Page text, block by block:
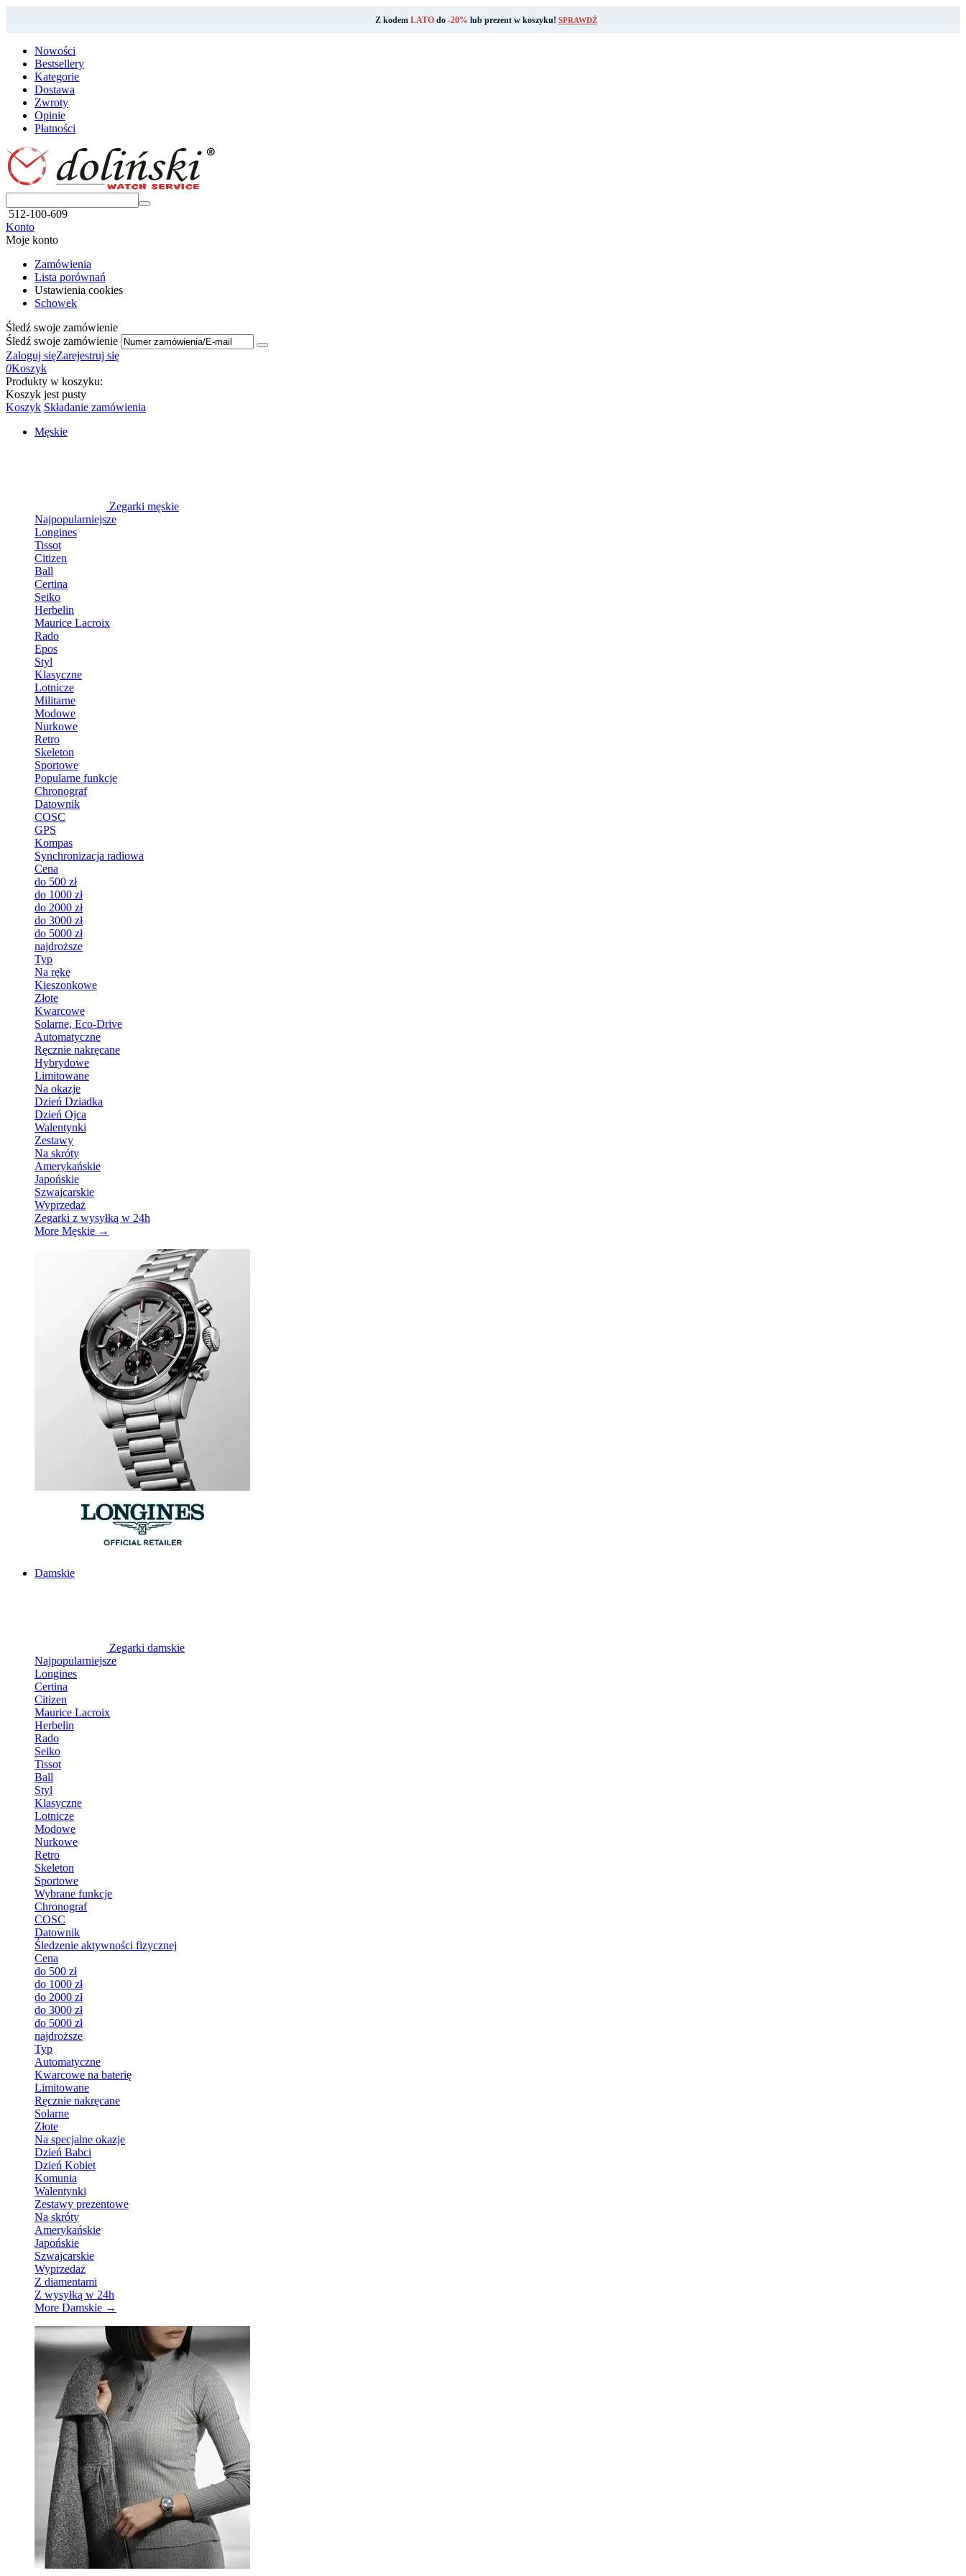
Z kodem LATOdo -20% lub prezent w koszyku! SPRAWDŹ
Nowości
Bestsellery
Kategorie
Dostawa
Zwroty
Opinie
Płatności
512-100-609
Konto
Moje konto
Zamówienia
Lista porównań
Ustawienia cookies
Schowek
Śledź swoje zamówienie
Śledź swoje zamówienie
Zaloguj sięZarejestruj się
0Koszyk
Produkty w koszyku:
Koszyk jest pusty
Koszyk Składanie zamówienia
Męskie
Zegarki męskie
Najpopularniejsze
Longines
Tissot
Citizen
Ball
Certina
Seiko
Herbelin
Maurice Lacroix
Rado
Epos
Styl
Klasyczne
Lotnicze
Militarne
Modowe
Nurkowe
Retro
Skeleton
Sportowe
Popularne funkcje
Chronograf
Datownik
COSC
GPS
Kompas
Synchronizacja radiowa
Cena
do 500 zł
do 1000 zł
do 2000 zł
do 3000 zł
do 5000 zł
najdroższe
Typ
Na rękę
Kieszonkowe
Złote
Kwarcowe
Solarne, Eco-Drive
Automatyczne
Ręcznie nakręcane
Hybrydowe
Limitowane
Na okazje
Dzień Dziadka
Dzień Ojca
Walentynki
Zestawy
Na skróty
Amerykańskie
Japońskie
Szwajcarskie
Wyprzedaż
Zegarki z wysyłką w 24h
More Męskie →
Damskie
Zegarki damskie
Najpopularniejsze
Longines
Certina
Citizen
Maurice Lacroix
Herbelin
Rado
Seiko
Tissot
Ball
Styl
Klasyczne
Lotnicze
Modowe
Nurkowe
Retro
Skeleton
Sportowe
Wybrane funkcje
Chronograf
COSC
Datownik
Śledzenie aktywności fizycznej
Cena
do 500 zł
do 1000 zł
do 2000 zł
do 3000 zł
do 5000 zł
najdroższe
Typ
Automatyczne
Kwarcowe na baterię
Limitowane
Ręcznie nakręcane
Solarne
Złote
Na specjalne okazje
Dzień Babci
Dzień Kobiet
Komunia
Walentynki
Zestawy prezentowe
Na skróty
Amerykańskie
Japońskie
Szwajcarskie
Wyprzedaż
Z diamentami
Z wysyłką w 24h
More Damskie →